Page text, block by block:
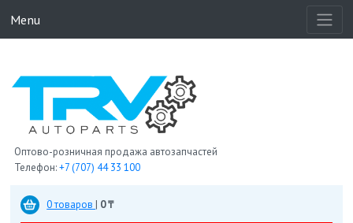
Menu
Оптово-розничная продажа автозапчастей
Телефон:+7 (707) 44 33 100
0 товаров | 0 ₸